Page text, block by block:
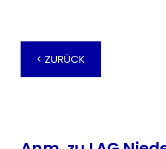
< ZURÜCK